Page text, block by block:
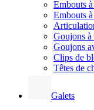
Embouts
Embouts
Goujons à
Goujons
Clips de
Têtes de
Galets